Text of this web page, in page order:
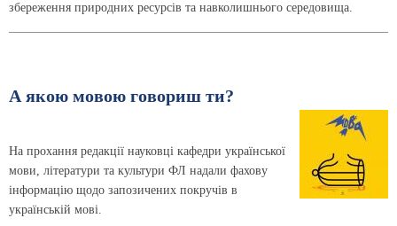
збереження природних ресурсів та навколишнього середовища.
А якою мовою говориш ти?
На прохання редакції науковці кафедри української
мови, літератури та культури ФЛ надали фахову
інформацію щодо запозичених покручів в
українській мові.